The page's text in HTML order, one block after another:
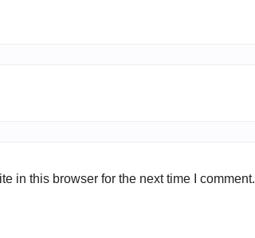
in this browser for the next time I comment.